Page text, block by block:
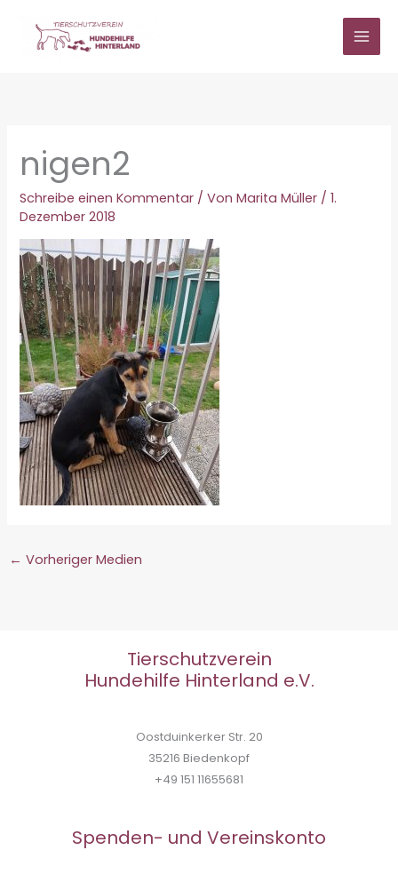
springen
nigen2
Schreibe einen Kommentar / VonMarita Müller /1.
Dezember 2018
← Vorheriger Medien
Tierschutzverein
Hundehilfe Hinterland e.V.
Oostduinkerker Str. 20
35216 Biedenkopf
+49 151 11655681
Spenden- und Vereinskonto